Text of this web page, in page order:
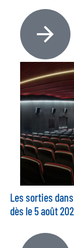
Les sorties
dès le 5 août